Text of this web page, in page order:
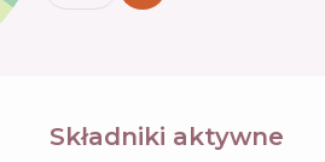
Składniki aktywne